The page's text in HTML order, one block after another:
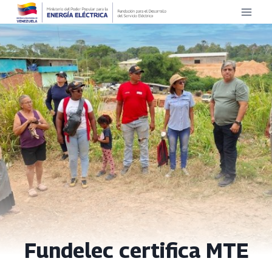
Saltar
contenido
Fundelec certifica MTE